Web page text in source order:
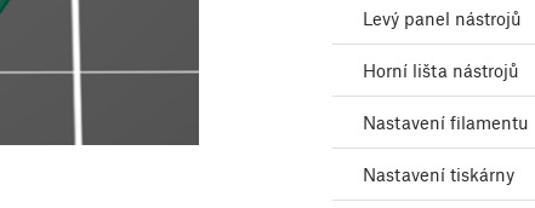
Levý panel nástrojů
Horní lišta nástrojů
Nastavení filamentu
Nastavení tiskárny